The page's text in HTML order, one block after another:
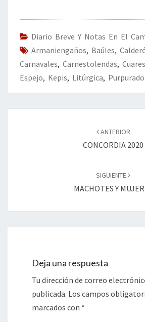
o
o
k
er dI
n
l
Diario Breve Y Notas En El
Armaniengaños, Baúles,
Carnavales, Carnestolendas,
Espejo, Kepis, Litúrgica,
ANTERIOR
CONCORDIA 2020
SIGUIENTE
MACHOTES Y
Deja una respuesta
Tu dirección de correo
publicada. Los campos
marcados con *